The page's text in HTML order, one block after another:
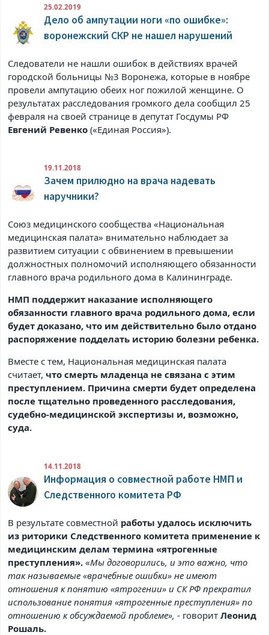
25.02.2019
Дело об ампутации ноги «по ошибке»:
воронежский СКР не нашел нарушений
Следователи не нашли ошибок в действиях врачей
городской больницы №3 Воронежа, которые в ноябре
провели ампутацию обеих ног пожилой женщине. О
результатах расследования громкого дела сообщил 25
февраля на своей странице в депутат Госдумы РФ
Евгений Ревенко(«Единая Россия»).
19.11.2018
Зачем прилюдно на врача надевать
наручники?
Союз медицинского сообщества «Национальная
медицинская палата» внимательно наблюдает за
развитием ситуации с обвинением в превышении
должностных полномочий исполняющего обязанности
главного врача родильного дома в Калининграде.
НМП поддержит наказание исполняющего
обязанности главного врача родильного дома, если
будет доказано, что им действительно было отдано
распоряжение подделать историю болезни ребенка.
Вместе с тем, Национальная медицинская палата
считает,что смерть младенца не связана с этим
преступлением. Причина смерти будет определена
после тщательно проведенного расследования,
судебно-медицинской экспертизы и, возможно,
суда.
14.11.2018
Информация о совместной работе НМП и
Следственного комитета РФ
В результате совместной работы удалось исключить
из риторики Следственного комитета применение к
медицинским делам термина «ятрогенные
преступления». «Мы договорились, и это важно, что
так называемые «врачебные ошибки» не имеют
отношения к понятию «ятрогении» и СК РФ прекратил
использование понятия «ятрогенные преступления» по
отношению к обсуждаемой проблеме»,- говоритЛеонид
Рошаль.